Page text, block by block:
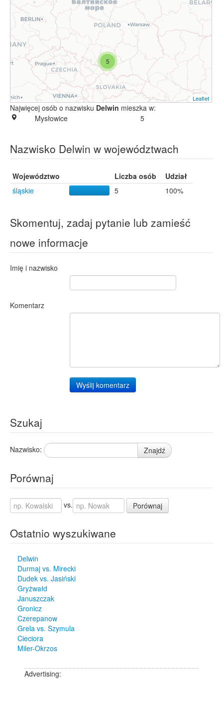
5
Leaflet
Najwięcej osób o nazwisku Delwin mieszka w:
Mysłowice
5
Nazwisko Delwin w województwach
Województwo Liczba osób
Udział
śląskie
5 100%
Skomentuj, zadaj pytanie lub zamieść
nowe informacje
Imię i nazwisko
Komentarz
Wyślij komentarz
Szukaj
Nazwisko: Znajdź
Porównaj
vs. Porównaj
Ostatnio wyszukiwane
Delwin
Durmaj vs. Mirecki
Dudek vs. Jasiński
Gryżwałd
Januszczak
Gronicz
Czerepanow
Grela vs. Szymula
Cieciora
Miler-Okrzos
Advertising: